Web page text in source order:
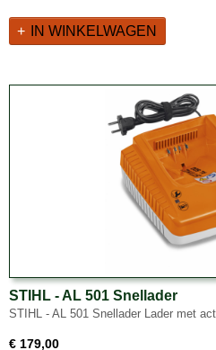
IN WINKELWAGEN
STIHL - AL 501 Snellader
STIHL - AL 501 Snellader Lader met
€ 179,00